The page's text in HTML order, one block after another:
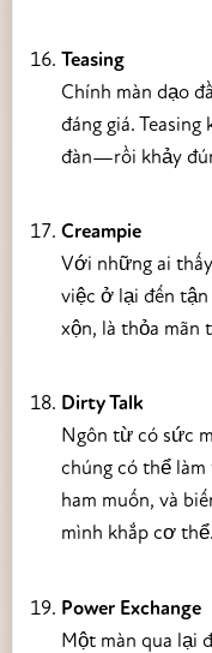
Teasing
Chính màn dạo
đáng giá.
đàn—rồi khảy
Creampie
Với những ai
việc ở lại đến
xộn, là thỏa mãn
Dirty Talk
Ngôn từ có sức
chúng có thể
ham muốn, và
mình khắp cơ thể.
Power Exchange
Một màn qua lại